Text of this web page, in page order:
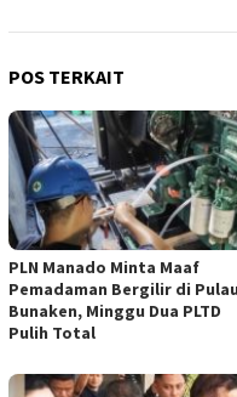
POS TERKAIT
PLN Manado Minta Maaf
Pemadaman Bergilir di Pulau
Bunaken, Minggu Dua PLTD
Pulih Total